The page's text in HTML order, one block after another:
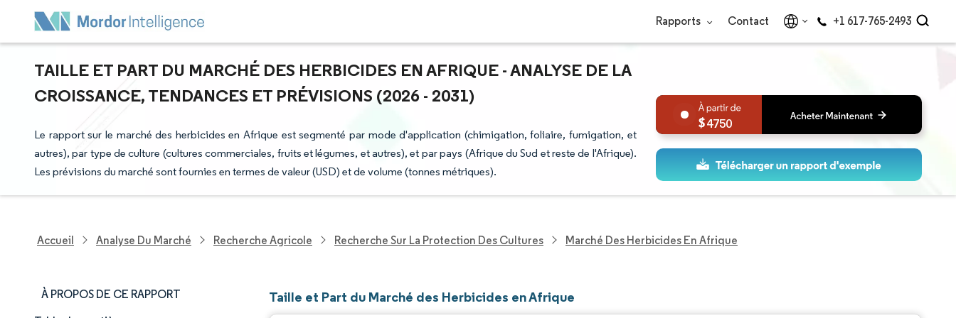
Rapports Contact +1 617-765-2493
TAILLE ET PART DU MARCHÉ DES HERBICIDES EN AFRIQUE - ANALYSE DE LA
CROISSANCE, TENDANCES ET PRÉVISIONS (2026 - 2031)
Le rapport sur le marché des herbicides en Afrique est segmenté par mode d'application (chimigation, foliaire, fumigation, et
autres), par type de culture (cultures commerciales, fruits et légumes, et autres), et par pays (Afrique du Sud et reste de l'Afrique).
Les prévisions du marché sont fournies en termes de valeur (USD) et de volume (tonnes métriques).
4750
Accueil Analyse Du Marché Recherche Agricole Recherche Sur La Protection Des Cultures Marché Des Herbicides En Afrique
À PROPOS DE CE RAPPORT Taille et Part du Marché des Herbicides en Afrique